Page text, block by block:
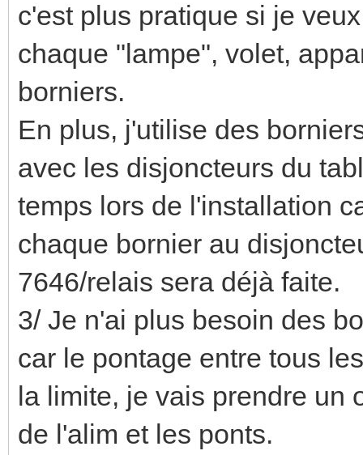
c'est plus pratique si je
chaque "lampe", volet,
borniers.
En plus, j'utilise des
avec les disjoncteurs du
temps lors de l'installation
chaque bornier au
7646/relais sera déjà faite.
3/ Je n'ai plus besoin des
car le pontage entre tous
la limite, je vais prendre un
de l'alim et les ponts.